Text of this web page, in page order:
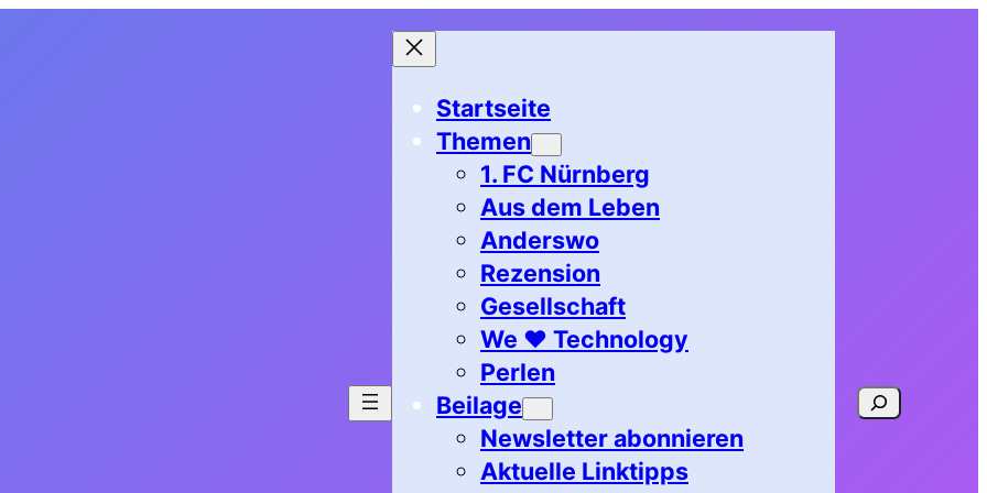
Startseite
Themen
1. FC Nürnberg
Aus dem Leben
Anderswo
Rezension
Gesellschaft
We ♥ Technology
Perlen
Beilage
Newsletter abonnieren
Aktuelle Linktipps
Suchen